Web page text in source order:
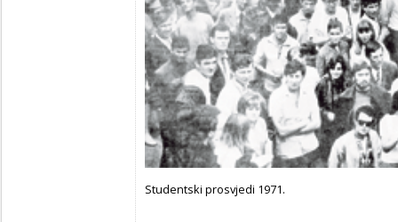
Studentski prosvjedi 1971.